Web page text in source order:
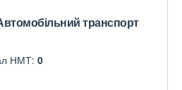
транспорт
НМТ: 0